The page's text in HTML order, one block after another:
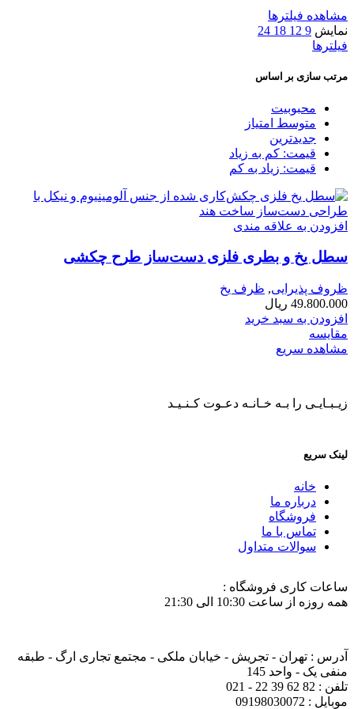
مشاهده فیلترها
نمایش 9
12
18
24
فیلترها
مرتب سازی بر اساس
محبوبیت
متوسط امتیاز
جدیدترین
قیمت: کم به زیاد
قیمت: زیاد به کم
افزودن به علاقه مندی
سطل یخ و بطری فلزی دست‌ساز طرح چکشی
ظروف پذیرایی, ظرف یخ
49.800.000 ریال
افزودن به سبد خرید
مقایسه
مشاهده سریع
زیـبـایـی را بـه خـانـه دعـوت کـنـیـد
لینک سریع
خانه
درباره ما
فروشگاه
تماس با ما
سوالات متداول
ساعات کاری فروشگاه :
همه روزه از ساعت 10:30 الی 21:30
آدرس : تهران - تجریش - خیابان ملکی - مجتمع تجاری ارگ - طبقه
منفی یک - واحد 145
تلفن : 82 62 39 22 - 021
موبایل : 09198030072